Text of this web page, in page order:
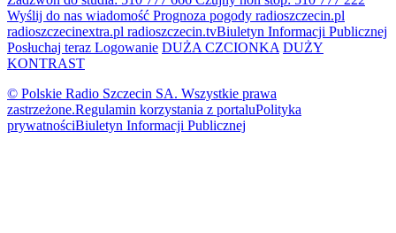
Wyślij do nas wiadomość Prognoza pogody radioszczecin.pl
radioszczecinextra.pl radioszczecin.tvBiuletyn Informacji Publicznej
Posłuchaj teraz Logowanie DUŻA CZCIONKA DUŻY
KONTRAST
© Polskie Radio Szczecin SA. Wszystkie prawa
zastrzeżone.Regulamin korzystania z portaluPolityka
prywatnościBiuletyn Informacji Publicznej